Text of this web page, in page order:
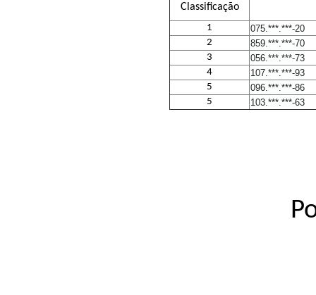
Classificação
1
075.***.***-20
2
859.***.***-70
3
056.***.***-73
4
107.***.***-93
5
096.***.***-86
5
103.***.***-63